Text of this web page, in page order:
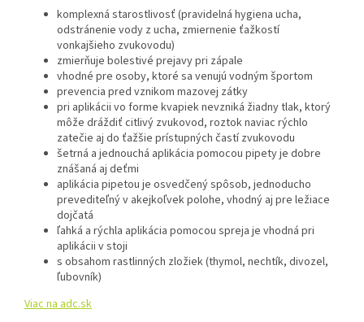
komplexná starostlivosť (pravidelná hygiena ucha,
odstránenie vody z ucha, zmiernenie ťažkostí
vonkajšieho zvukovodu)
zmierňuje bolestivé prejavy pri zápale
vhodné pre osoby, ktoré sa venujú vodným športom
prevencia pred vznikom mazovej zátky
pri aplikácii vo forme kvapiek nevzniká žiadny tlak, ktorý
môže dráždiť citlivý zvukovod, roztok naviac rýchlo
zatečie aj do ťažšie prístupných častí zvukovodu
šetrná a jednouchá aplikácia pomocou pipety je dobre
znášaná aj deťmi
aplikácia pipetou je osvedčený spôsob, jednoducho
prevediteľný v akejkoľvek polohe, vhodný aj pre ležiace
dojčatá
ľahká a rýchla aplikácia pomocou spreja je vhodná pri
aplikácii v stoji
s obsahom rastlinných zložiek (thymol, nechtík, divozel,
ľubovník)
Viac na adc.sk